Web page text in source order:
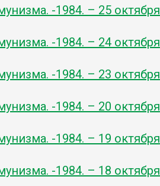
-1984. – 25 октября
-1984. – 24 октября
-1984. – 23 октября
-1984. – 20 октября
-1984. – 19 октября
-1984. – 18 октября